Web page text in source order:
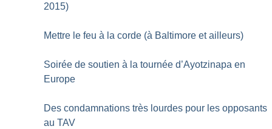
2015)
Mettre le feu à la corde (à Baltimore et ailleurs)
Soirée de soutien à la tournée d’Ayotzinapa en
Europe
Des condamnations très lourdes pour les opposants
au TAV